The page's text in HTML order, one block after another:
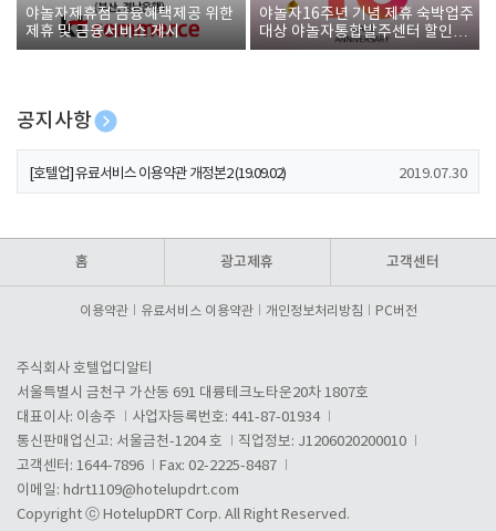
야놀자제휴점 금융혜택제공 위한
제휴 및 금융서비스 게시
야놀자16주년 기념 제휴 숙박업주
대상 야놀자통합발주센터 할인쿠
폰 증정
공지사항
[호텔업] 개인정보 처리방침 개정본1 (19.09.02)
[호텔업] 유료서비스 이용약관 개정본2 (19.09.02) 2019.07.30
홈 광고제휴 고객센터
이용약관 유료서비스 이용약관 개인정보처리방침 PC버전
주식회사 호텔업디알티
서울특별시 금천구 가산동 691 대륭테크노타운20차 1807호
대표이사: 이송주
사업자등록번호: 441-87-01934
통신판매업신고: 서울금천-1204 호
직업정보: J1206020200010
고객센터: 1644-7896
Fax: 02-2225-8487
이메일: hdrt1109@hotelupdrt.com
Copyright ⓒ HotelupDRT Corp. All Right Reserved.